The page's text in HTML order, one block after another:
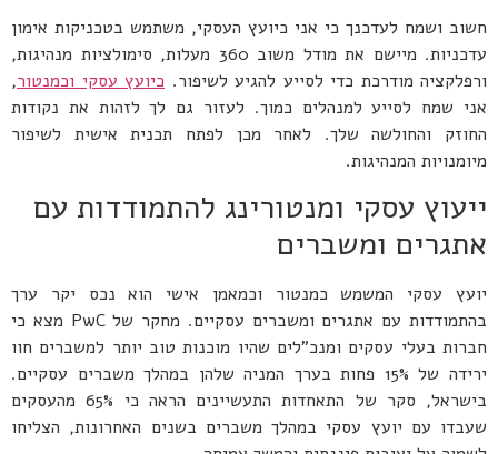
חשוב ושמח לעדכנך כי אני כיועץ העסקי, משתמש בטכניקות אימון
עדכניות. מיישם את מודל משוב 360 מעלות, סימולציות מנהיגות,
ורפלקציה מודרכת כדי לסייע להגיע לשיפור. כיועץ עסקי וכמנטור,
אני שמח לסייע למנהלים כמוך. לעזור גם לך לזהות את נקודות
החוזק והחולשה שלך. לאחר מכן לפתח תכנית אישית לשיפור
מיומנויות המנהיגות.
ייעוץ עסקי ומנטורינג להתמודדות עם
אתגרים ומשברים
יועץ עסקי המשמש כמנטור וכמאמן אישי הוא נכס יקר ערך
בהתמודדות עם אתגרים ומשברים עסקיים. מחקר של PwC מצא כי
חברות בעלי עסקים ומנכ"לים שהיו מוכנות טוב יותר למשברים חוו
ירידה של 15% פחות בערך המניה שלהן במהלך משברים עסקיים.
בישראל, סקר של התאחדות התעשיינים הראה כי 65% מהעסקים
שעבדו עם יועץ עסקי במהלך משברים בשנים האחרונות, הצליחו